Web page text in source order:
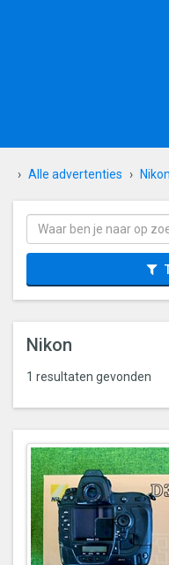
Alle advertenties Nikon
Nikon
1 resultaten gevonden